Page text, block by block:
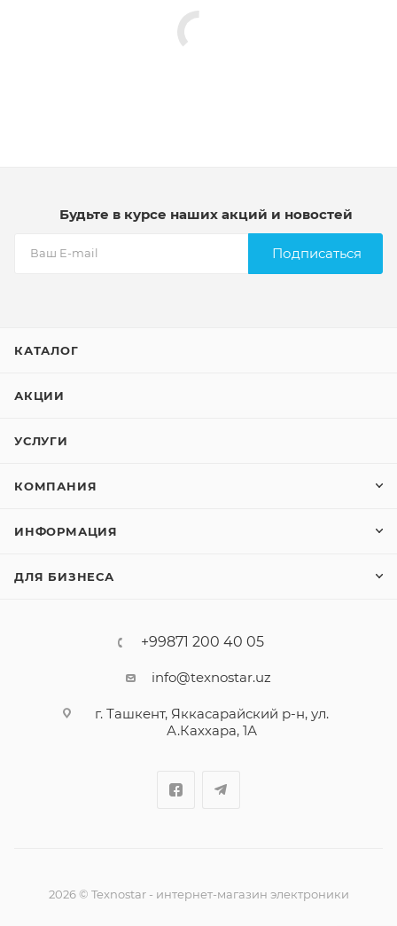
Будьте в курсе наших акций и новостей
Подписаться
КАТАЛОГ
АКЦИИ
УСЛУГИ
КОМПАНИЯ
ИНФОРМАЦИЯ
ДЛЯ БИЗНЕСА
+99871 200 40 05
info@texnostar.uz
г. Ташкент, Яккасарайский р-н, ул.
А.Каххара, 1А
2026© Texnostar - интернет-магазин электроники